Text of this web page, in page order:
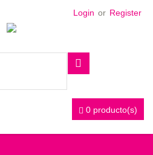
Login or Register
0 producto(s)